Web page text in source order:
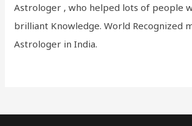
Astrologer , who helped lots of people
brilliant Knowledge. World Recognized
Astrologer in India.